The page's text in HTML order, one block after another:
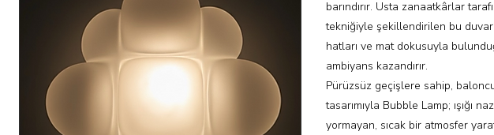
barındırır. Usta zanaatkârlar
tekniğiyle şekillendirilen bu
hatları ve mat dokusuyla
ambiyans kazandırır.
Pürüzsüz geçişlere sahip,
tasarımıyla Bubble Lamp; ışığı
yormayan, sıcak bir atmosfer